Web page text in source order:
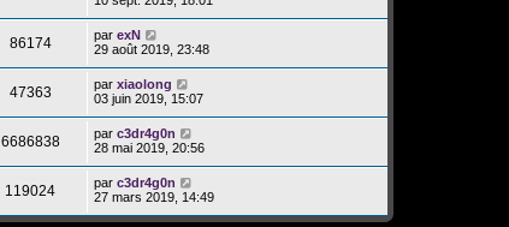
86174 par exN
29 août 2019, 23:48
47363 par xiaolong
03 juin 2019, 15:07
6686838 par c3dr4g0n
28 mai 2019, 20:56
119024 par c3dr4g0n
27 mars 2019, 14:49